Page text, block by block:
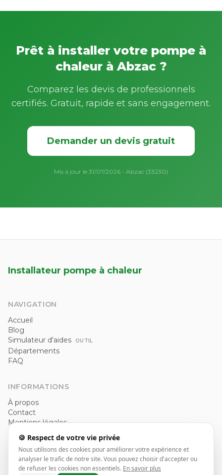
Prêt à installer votre pompe à
chaleur à Abzac ?
Comparez les devis de professionnels
certifiés. Gratuit, rapide et sans engagement.
Demander un devis gratuit
Mis à jour le 31/07/2026 - Abzac (33230)
Installateur pompe à chaleur
NAVIGATION
Accueil
Blog
Simulateur d'aides
OUTIL
Départements
FAQ
INFORMATIONS
À propos
Contact
Mentions légales
CGU🍪 Respect de votre vie privée
Nous utilisons des cookies pour améliorer votre expérience et
analyser le trafic de notre site. Vous pouvez choisir d'accepter ou
de refuser les cookies non essentiels. En savoir plus